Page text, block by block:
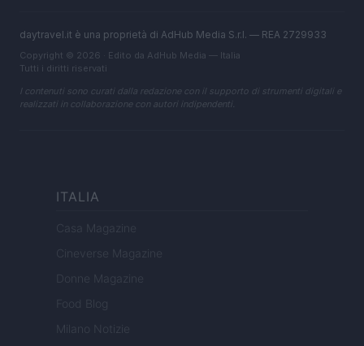
daytravel.it è una proprietà di AdHub Media S.r.l. — REA 2729933
Copyright © 2026 · Edito da AdHub Media — Italia
Tutti i diritti riservati
I contenuti sono curati dalla redazione con il supporto di strumenti digitali e
realizzati in collaborazione con autori indipendenti.
ITALIA
Casa Magazine
Cineverse Magazine
Donne Magazine
Food Blog
Milano Notizie